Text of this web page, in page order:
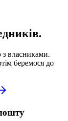
власниками.
беремося до